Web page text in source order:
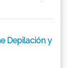
Depilación y